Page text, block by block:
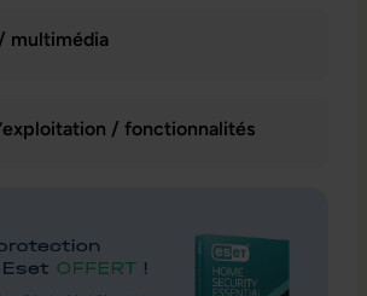
multimédia
/ fonctionnalités